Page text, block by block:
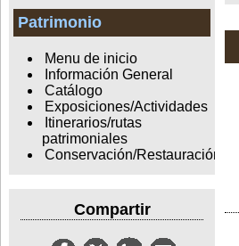
Patrimonio
Menu de inicio
Información General
Catálogo
Exposiciones/Actividades
Itinerarios/rutas
patrimoniales
Conservación/Restauración
Compartir